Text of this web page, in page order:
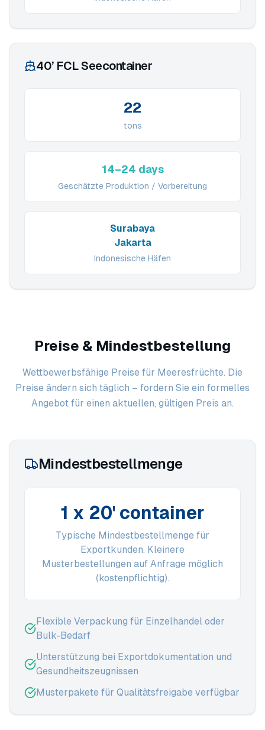
40’ FCL Seecontainer
22
tons
14–24 days
Geschätzte Produktion / Vorbereitung
Surabaya
Jakarta
Indonesische Häfen
Preise & Mindestbestellung
Wettbewerbsfähige Preise für Meeresfrüchte. Die
Preise ändern sich täglich – fordern Sie ein formelles
Angebot für einen aktuellen, gültigen Preis an.
Mindestbestellmenge
1 x 20' container
Typische Mindestbestellmenge für
Exportkunden. Kleinere
Musterbestellungen auf Anfrage möglich
(kostenpflichtig).
Flexible Verpackung für Einzelhandel oder
Bulk-Bedarf
Unterstützung bei Exportdokumentation und
Gesundheitszeugnissen
Musterpakete für Qualitätsfreigabe verfügbar